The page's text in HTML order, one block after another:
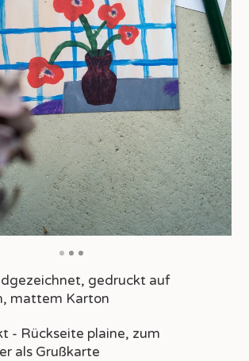
gedruckt auf
mattem Karton
- Rückseite plaine, zum
als Grußkarte